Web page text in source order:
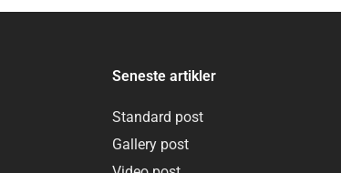
Seneste artikler
Standard post
Gallery post